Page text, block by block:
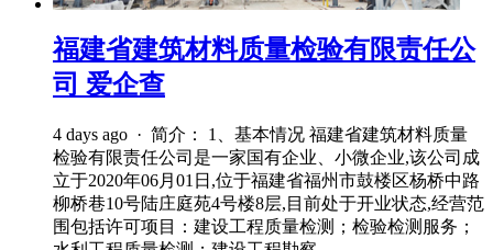
福建省建筑材料质量检验有限责任公
司 爱企查
4 days ago · 简介： 1、基本情况 福建省建筑材料质量
检验有限责任公司是一家国有企业、小微企业,该公司成
立于2020年06月01日,位于福建省福州市鼓楼区杨桥中路
柳桥巷10号陆庄庭苑4号楼8层,目前处于开业状态,经营范
围包括许可项目：建设工程质量检测；检验检测服务；